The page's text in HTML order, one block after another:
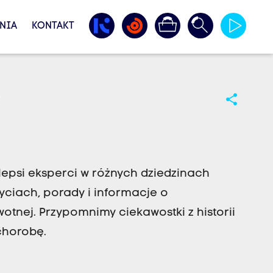
KONTAKT
share
eksperci w różnych dziedzinach
porady i informacje o
Przypomnimy ciekawostki z historii